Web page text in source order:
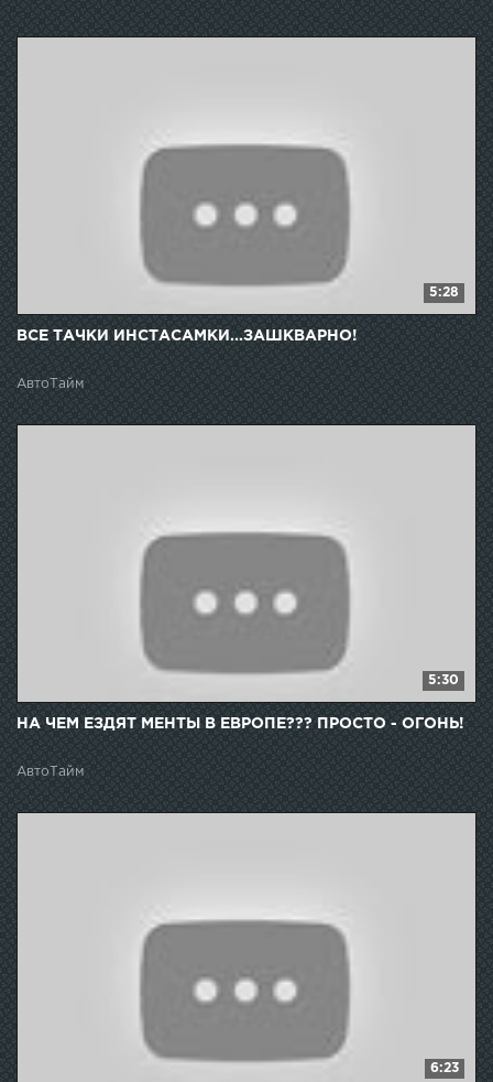
5:28
ВСЕ ТАЧКИ ИНСТАСАМКИ...ЗАШКВАРНО!
АвтоТайм
5:30
НА ЧЕМ ЕЗДЯТ МЕНТЫ В ЕВРОПЕ??? ПРОСТО - ОГОНЬ!
АвтоТайм
6:23